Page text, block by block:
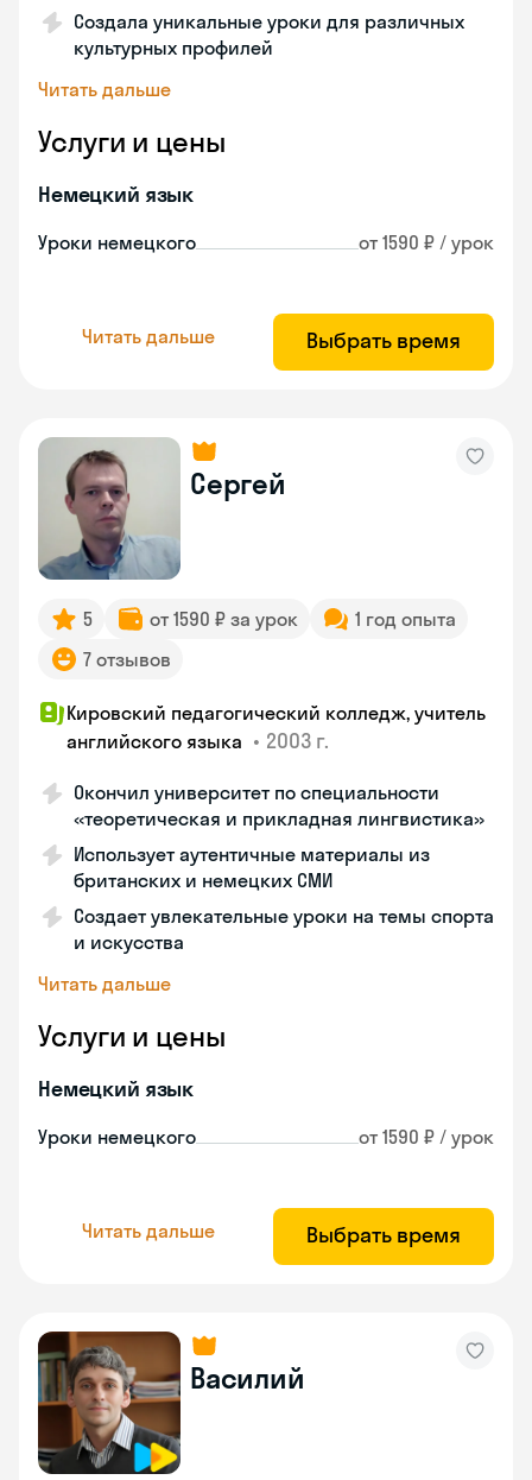
Создала уникальные уроки для различных
культурных профилей
Читать дальше
Услуги и цены
Немецкий язык
Уроки немецкого от 1590 ₽ / урок
Читать дальше Выбрать время
Сергей
5 от 1590 ₽ за урок
1 год опыта
7 отзывов
Кировский педагогический колледж, учитель
английского языка • 2003 г.
Окончил университет по специальности
«теоретическая и прикладная лингвистика»
Использует аутентичные материалы из
британских и немецких СМИ
Создает увлекательные уроки на темы спорта
и искусства
Читать дальше
Услуги и цены
Немецкий язык
Уроки немецкого от 1590 ₽ / урок
Читать дальше Выбрать время
Василий